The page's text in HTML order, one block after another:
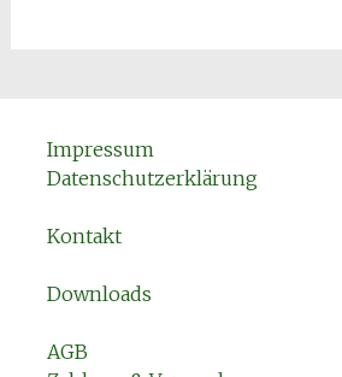
Impressum
Datenschutzerklärung
Kontakt
Downloads
AGB